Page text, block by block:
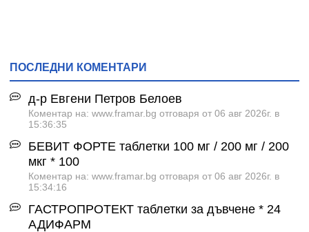
ПОСЛЕДНИ КОМЕНТАРИ
д-р Евгени Петров Белоев
Коментар на: www.framar.bg отговаря от 06 авг 2026г. в
15:36:35
БЕВИТ ФОРТЕ таблетки 100 мг / 200 мг / 200
мкг * 100
Коментар на: www.framar.bg отговаря от 06 авг 2026г. в
15:34:16
ГАСТРОПРОТЕКТ таблетки за дъвчене * 24
АДИФАРМ